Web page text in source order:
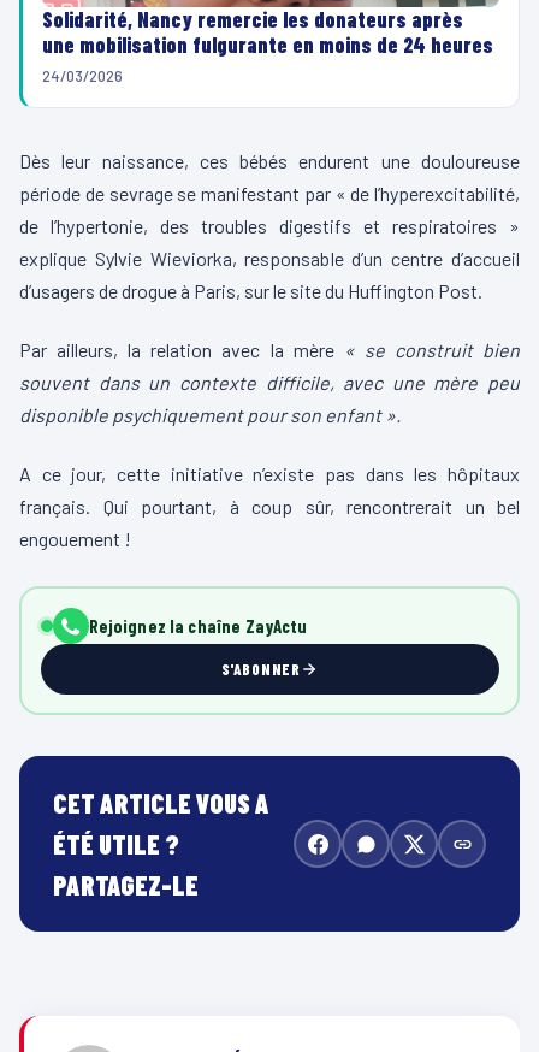
Solidarité, Nancy remercie les donateurs après
une mobilisation fulgurante en moins de 24 heures
24/03/2026
Dès leur naissance, ces bébés endurent une douloureuse
période de sevrage se manifestant par « de l’hyperexcitabilité,
de l’hypertonie, des troubles digestifs et respiratoires »
explique Sylvie Wieviorka, responsable d’un centre d’accueil
d’usagers de drogue à Paris, sur le site du Huffington Post.
Par ailleurs, la relation avec la mère« se construit bien
souvent dans un contexte difficile, avec une mère peu
disponible psychiquement pour son enfant ».
A ce jour, cette initiative n’existe pas dans les hôpitaux
français. Qui pourtant, à coup sûr, rencontrerait un bel
engouement !
Rejoignez la chaîne ZayActu
S'ABONNER
CET ARTICLE VOUS A
ÉTÉ UTILE ?
PARTAGEZ-LE